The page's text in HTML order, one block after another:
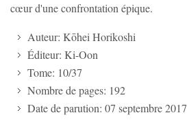
cœur d'une confrontation épique.
Auteur: Kōhei Horikoshi
Éditeur: Ki-Oon
Tome: 10/37
Nombre de pages: 192
Date de parution: 07 septembre 2017